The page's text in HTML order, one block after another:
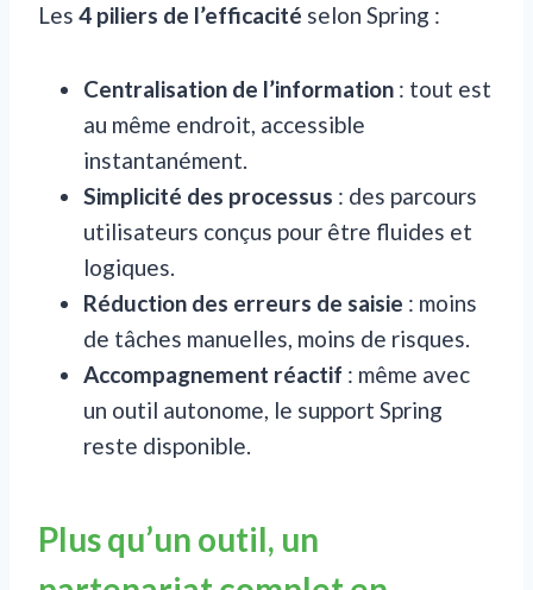
Les 4 piliers de l’efficacité selon Spring :
Centralisation de l’information : tout est
au même endroit, accessible
instantanément.
Simplicité des processus : des parcours
utilisateurs conçus pour être fluides et
logiques.
Réduction des erreurs de saisie : moins
de tâches manuelles, moins de risques.
Accompagnement réactif : même avec
un outil autonome, le support Spring
reste disponible.
Plus qu’un outil, un